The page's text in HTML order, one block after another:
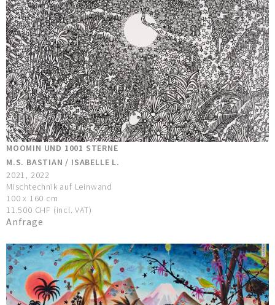
MOOMIN UND 1001 STERNE
M.S. BASTIAN / ISABELLE L.
2021, 2022
Mischtechnik auf Leinwand
100 x 160 cm
11.500 CHF (incl. VAT)
Anfrage